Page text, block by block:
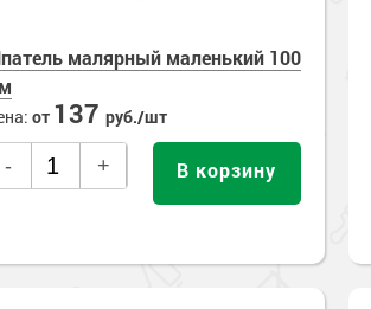
малярный маленький 100
от 137 руб./шт
- + В корзину
товары